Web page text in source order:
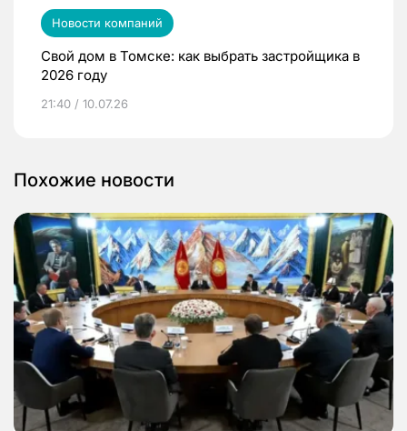
Новости компаний
Свой дом в Томске: как выбрать застройщика в
2026 году
21:40 / 10.07.26
Похожие новости